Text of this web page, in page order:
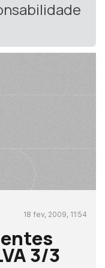
18 fev, 2009, 11:54
3/3